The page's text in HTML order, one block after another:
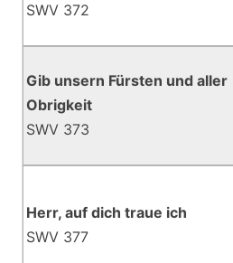
SWV 372
Gib unsern Fürsten und aller
Obrigkeit
SWV 373
Herr, auf dich traue ich
SWV 377